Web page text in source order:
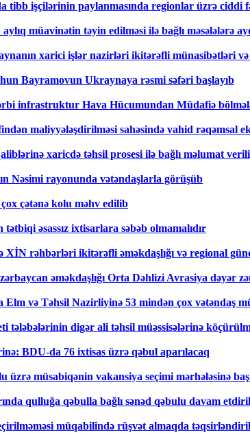
tibb işçilərinin paylanmasında regionlar üzrə ciddi
müavinətin təyin edilməsi ilə bağlı məsələlərə
xarici işlər nazirləri ikitərəfli münasibətləri
Bayramovun Ukraynaya rəsmi səfəri başlayıb
infrastruktur Hava Hücumundan Müdafiə
maliyyələşdirilməsi sahəsində vahid rəqəmsal
xaricdə təhsil prosesi ilə bağlı məlumat
Nəsimi rayonunda vətəndaşlarla görüşüb
çətənə kolu məhv edilib
əsassız ixtisarlara səbəb olmamalıdır
XİN rəhbərləri ikitərəfli əməkdaşlığı və regional
əməkdaşlığı Orta Dəhlizi Avrasiya dəyər
Elm və Təhsil Nazirliyinə 53 mindən çox vətəndaş
tələbələrinin digər ali təhsil müəssisələrinə
BDU-da 76 ixtisas üzrə qəbul aparılacaq
üzrə müsabiqənin vakansiya seçimi mərhələsinə
qulluğa qəbulla bağlı sənəd qəbulu davam
müqabilində rüşvət almaqda